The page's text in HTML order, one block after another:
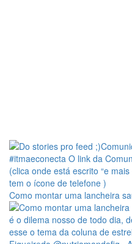
Como montar uma lancheira